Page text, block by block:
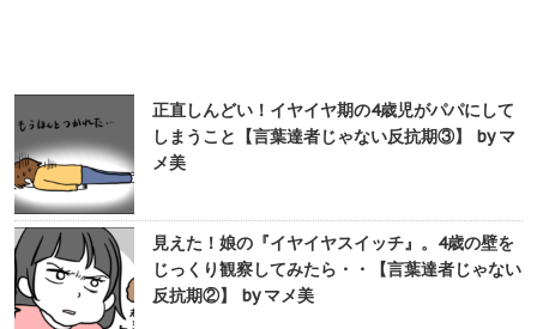
正直しんどい！イヤイヤ期の4歳児がパパにして
しまうこと【言葉達者じゃない反抗期③】 by マ
メ美
見えた！娘の『イヤイヤスイッチ』。4歳の壁を
じっくり観察してみたら・・【言葉達者じゃない
反抗期②】 by マメ美